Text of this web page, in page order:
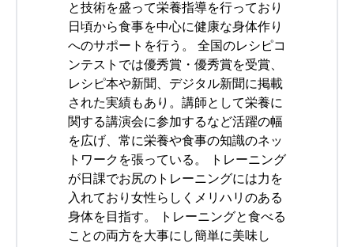
と技術を盛って栄養指導を行っており
日頃から食事を中心に健康な身体作り
へのサポートを行う。 全国のレシピコ
ンテストでは優秀賞・優秀賞を受賞、
レシピ本や新聞、デジタル新聞に掲載
された実績もあり。講師として栄養に
関する講演会に参加するなど活躍の幅
を広げ、常に栄養や食事の知識のネッ
トワークを張っている。 トレーニング
が日課でお尻のトレーニングには力を
入れており女性らしくメリハリのある
身体を目指す。 トレーニングと食べる
ことの両方を大事にし簡単に美味し